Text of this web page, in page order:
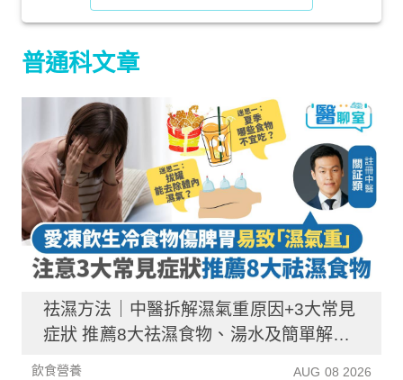
普通科文章
祛濕方法｜中醫拆解濕氣重原因+3大常見
症狀 推薦8大祛濕食物、湯水及簡單解決
方法！
飲食營養 AUG 08 2026